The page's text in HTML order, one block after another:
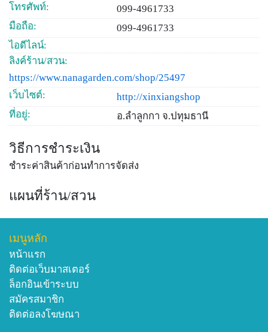
โทรศัพท์:
099-4961733
มือถือ:
099-4961733
ไอดีไลน์:
ลิงค์ร้าน/สวน:
https://www.nanagarden.com/shop/25497
เว็บไซต์:
http://xinxiangshop
ที่อยู่:
อ.ลำลูกกา จ.ปทุมธานี
วิธีการชำระเงิน
ชำระค่าสินค้าก่อนทำการจัดส่ง
แผนที่ร้าน/สวน
เมนูหลัก
หน้าแรก
ติดต่อเว็บมาสเตอร์
ล็อกอินเข้าระบบ
สมัครสมาชิก
ติดต่อลงโฆษณา